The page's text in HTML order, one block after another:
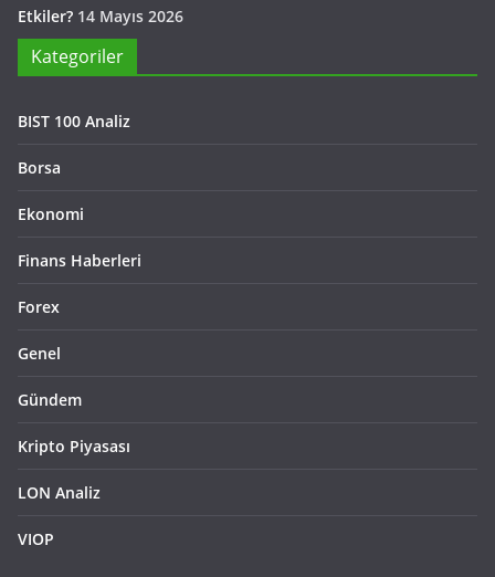
Etkiler? 14 Mayıs 2026
Kategoriler
BIST 100 Analiz
Borsa
Ekonomi
Finans Haberleri
Forex
Genel
Gündem
Kripto Piyasası
LON Analiz
VIOP